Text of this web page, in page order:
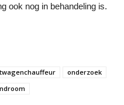
ook nog in behandeling is.
onderzoek